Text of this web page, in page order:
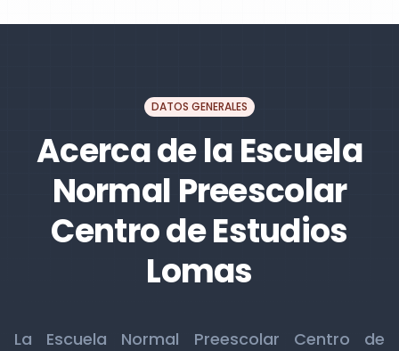
DATOS GENERALES
Acerca de la Escuela
Normal Preescolar
Centro de Estudios
Lomas
La Escuela Normal Preescolar Centro de